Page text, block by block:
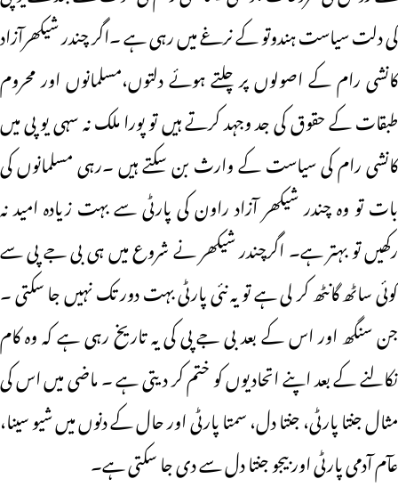
کی دلت سیاست ہندوتو کے نرغے میں رہی ہے ۔اگر چندر شیکھرآزاد
کانشی رام کے اصولوں پر چلتے ہوئے دلتوں،مسلمانوں اور محروم
طبقات کے حقوق کی جد وجہد کرتے ہیں تو پورا ملک نہ سہی یو پی میں
کانشی رام کی سیاست کے وارث بن سکتے ہیں ۔رہی مسلمانوں کی
بات تو وہ چندر شیکھر آزاد راون کی پارٹی سے بہت زیادہ امید نہ
رکھیں تو بہتر ہے۔ اگرچندر شیکھر نے شروع میں ہی بی جے پی سے
کوئی ساٹھ گانٹھ کر لی ہے تو یہ نئی پارٹی بہت دور تک نہیں جا سکتی ۔
جن سنگھ اور اس کے بعد بی جے پی کی یہ تاریخ رہی ہے کہ وہ کام
نکالنے کے بعد اپنے اتحادیوں کو ختم کر دیتی ہے ۔ ماضی میں اس کی
مثال جنتا پارٹی، جنتا دل، سمتا پارٹی اور حال کے دنوں میں شیو سینا،
عآم آدمی پارٹی اور بیجو جنتا دل سے دی جا سکتی ہے۔